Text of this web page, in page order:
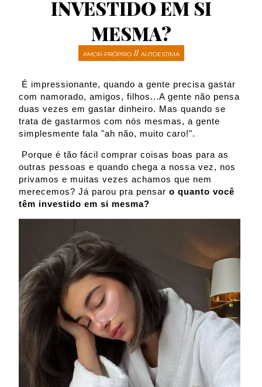
INVESTIDO EM SI
MESMA?
AMOR-PRÓPRIO// AUTOESTIMA
É impressionante, quando a gente precisa gastar
com namorado, amigos, filhos...A gente não pensa
duas vezes em gastar dinheiro. Mas quando se
trata de gastarmos com nós mesmas, a gente
simplesmente fala "ah não, muito caro!".
Porque é tão fácil comprar coisas boas para as
outras pessoas e quando chega a nossa vez, nos
privamos e muitas vezes achamos que nem
merecemos? Já parou pra pensar o quanto você
têm investido em si mesma?